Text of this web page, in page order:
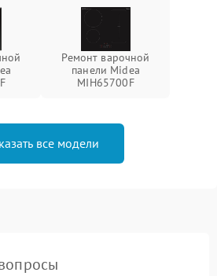
Ремонт варочной
панели Midea
MIH65700F
все модели